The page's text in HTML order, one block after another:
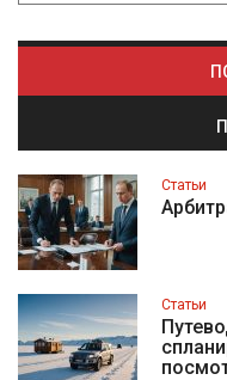
Статьи
Статьи